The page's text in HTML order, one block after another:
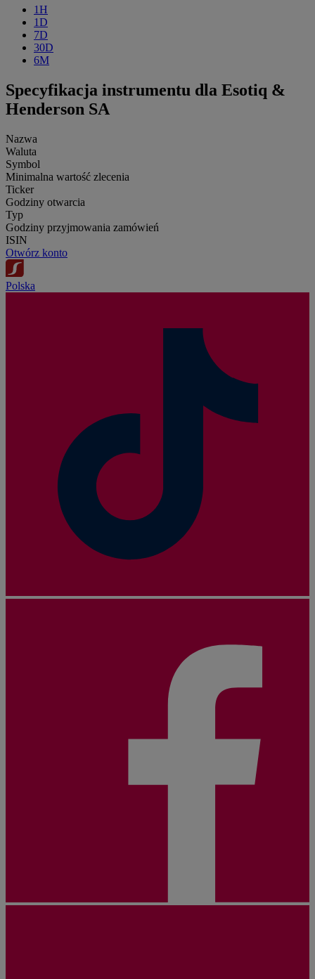
1H
1D
7D
30D
6M
Specyfikacja instrumentu dla Esotiq &
Henderson SA
Nazwa
Waluta
Symbol
Minimalna wartość zlecenia
Ticker
Godziny otwarcia
Typ
Godziny przyjmowania zamówień
ISIN
Otwórz konto
Polska